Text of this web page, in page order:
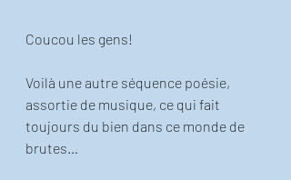
Coucou les gens!
Voilà une autre séquence poésie,
assortie de musique, ce qui fait
toujours du bien dans ce monde de
brutes…